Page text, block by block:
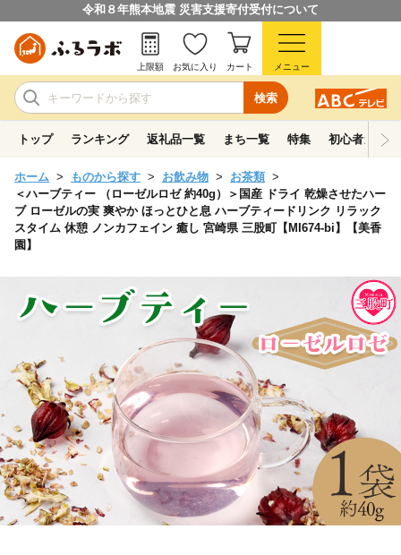
令和８年熊本地震 災害支援寄付受付について
検索
上限額 お気に入り カート メニュー
トップ ランキング 返礼品一覧 まち一覧 特集 初心者ガイド
ホーム ものから探す お飲み物
お茶類
＜ハーブティー （ローゼルロゼ 約40g）＞国産 ドライ 乾燥させたハー
ブ ローゼルの実 爽やか ほっとひと息 ハーブティードリンク リラック
スタイム 休憩 ノンカフェイン 癒し 宮崎県 三股町【MI674-bi】【美香
園】